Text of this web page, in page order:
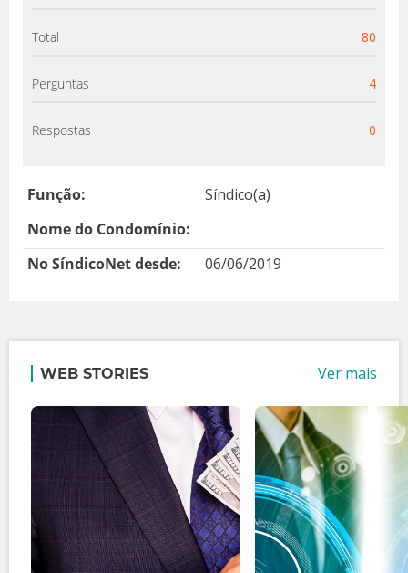
Total 80
Perguntas 4
Respostas 0
Função:
Síndico(a)
Nome do Condomínio:
No SíndicoNet desde:
06/06/2019
WEB STORIES Ver mais